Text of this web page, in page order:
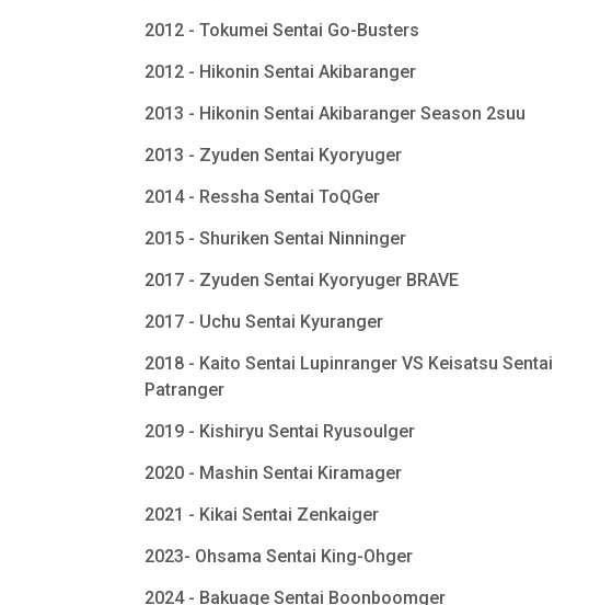
2012 - Tokumei Sentai Go-Busters
2012 - Hikonin Sentai Akibaranger
2013 - Hikonin Sentai Akibaranger Season 2suu
2013 - Zyuden Sentai Kyoryuger
2014 - Ressha Sentai ToQGer
2015 - Shuriken Sentai Ninninger
2017 - Zyuden Sentai Kyoryuger BRAVE
2017 - Uchu Sentai Kyuranger
2018 - Kaito Sentai Lupinranger VS Keisatsu Sentai
Patranger
2019 - Kishiryu Sentai Ryusoulger
2020 - Mashin Sentai Kiramager
2021 - Kikai Sentai Zenkaiger
2023- Ohsama Sentai King-Ohger
2024 - Bakuage Sentai Boonboomger